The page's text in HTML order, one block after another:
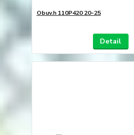
Obuv.h 110P420 20-25
Detail